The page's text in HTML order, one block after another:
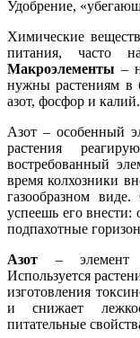
Удобрение,
Химические
питания, часто
Макроэлементы –
нужны растениям в
азот, фосфор и калий.
Азот – особенный
растения
востребованный
время колхозники
газообразном
успеешь его внести:
подпахотные
Азот – элемент
Используется
изготовления
и снижает
питательные